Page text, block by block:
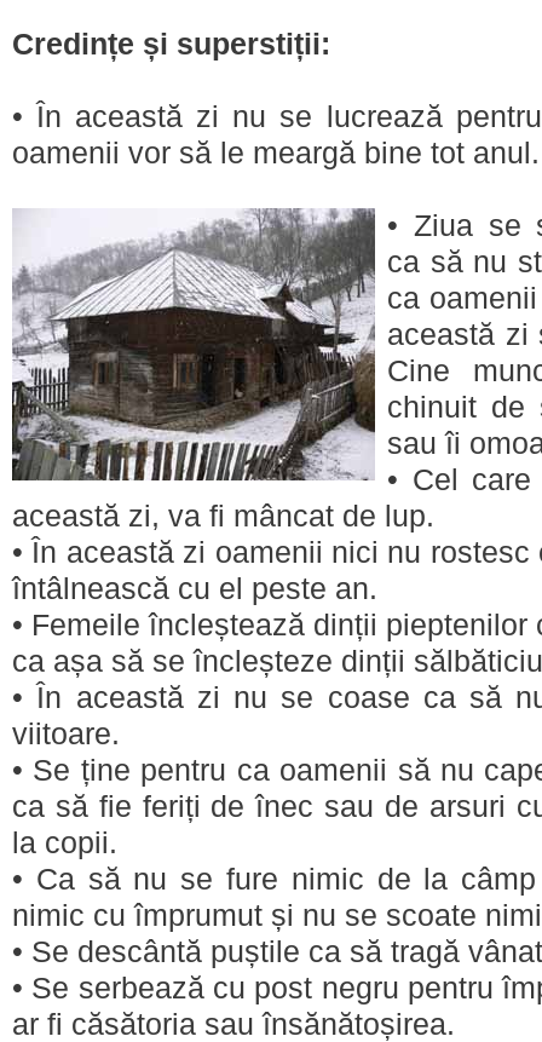
Credințe și superstiții:
• În această zi nu se lucrează
oamenii vor să le meargă bine tot anul.
• Ziua se
ca să nu
ca
această zi
Cine
chinuit de
sau îi
• Cel
această zi, va fi mâncat de lup.
• În această zi oamenii nici nu
întâlnească cu el peste an.
• Femeile încleștează dinții
ca așa să se încleșteze dinții
• În această zi nu se coase ca să
viitoare.
• Se ține pentru ca oamenii să nu
ca să fie feriți de înec sau de arsuri
la copii.
• Ca să nu se fure nimic de la
nimic cu împrumut și nu se scoate
• Se descântă puștile ca să tragă
• Se serbează cu post negru pentru
ar fi căsătoria sau însănătoșirea.